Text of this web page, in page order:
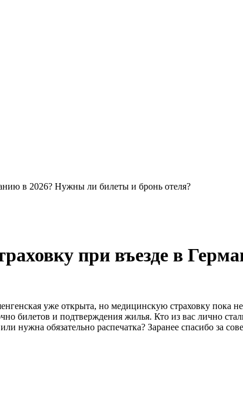
в 2026? Нужны ли билеты и бронь отеля?
при въезде в
уже открыта, но медицинскую страховку пока
билетов и подтверждения жилья. Кто из вас лично
нужна обязательно распечатка? Заранее спасибо за